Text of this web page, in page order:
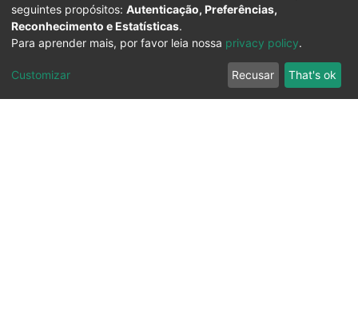
seguintes propósitos: Autenticação, Preferências,
Reconhecimento e Estatísticas.
Para aprender mais, por favor leia nossa privacy policy.
Customizar Recusar That's ok